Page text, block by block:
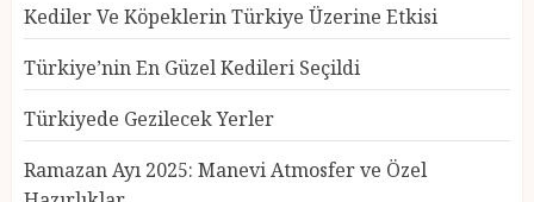
Kediler Ve Köpeklerin Türkiye Üzerine Etkisi
Türkiye’nin En Güzel Kedileri Seçildi
Türkiyede Gezilecek Yerler
Ramazan Ayı 2025: Manevi Atmosfer ve Özel
Türkiye’nin En Güzel Kedileri
Seçildi
12 MART 2025